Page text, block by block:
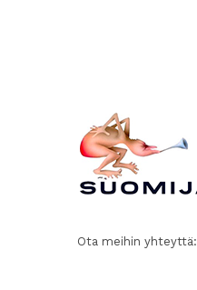
Ota meihin yhteyttä: